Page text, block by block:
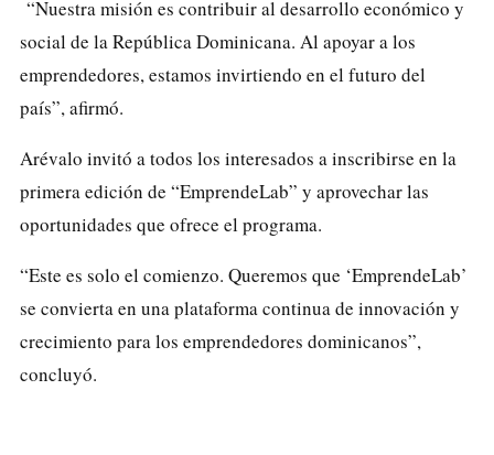
“Nuestra misión es contribuir al desarrollo económico y
social de la República Dominicana. Al apoyar a los
emprendedores, estamos invirtiendo en el futuro del
país”, afirmó.
Arévalo invitó a todos los interesados a inscribirse en la
primera edición de “EmprendeLab” y aprovechar las
oportunidades que ofrece el programa.
“Este es solo el comienzo. Queremos que ‘EmprendeLab’
se convierta en una plataforma continua de innovación y
crecimiento para los emprendedores dominicanos”,
concluyó.